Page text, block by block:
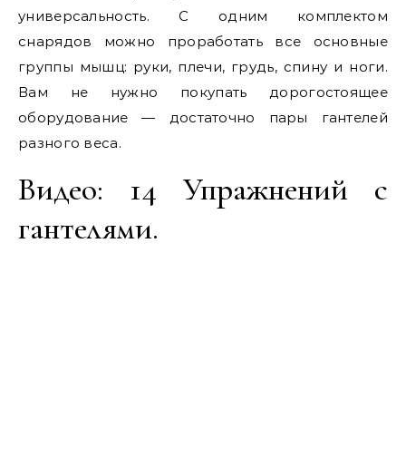
универсальность. С одним комплектом
снарядов можно проработать все основные
группы мышц: руки, плечи, грудь, спину и ноги.
Вам не нужно покупать дорогостоящее
оборудование — достаточно пары гантелей
разного веса.
Видео: 14 Упражнений с
гантелями.